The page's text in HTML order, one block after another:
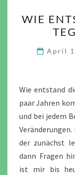
WIE
April
Wie entstand
paar Jahren
und bei jedem
der zunächst
dann Fragen
ist mir bis